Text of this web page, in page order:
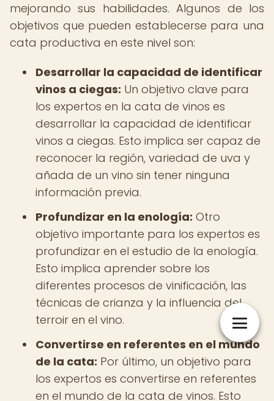
mejorando sus habilidades. Algunos de los
objetivos que pueden establecerse para una
cata productiva en este nivel son:
Desarrollar la capacidad de identificar
vinos a ciegas: Un objetivo clave para
los expertos en la cata de vinos es
desarrollar la capacidad de identificar
vinos a ciegas. Esto implica ser capaz de
reconocer la región, variedad de uva y
añada de un vino sin tener ninguna
información previa.
Profundizar en la enología: Otro
objetivo importante para los expertos es
profundizar en el estudio de la enología.
Esto implica aprender sobre los
diferentes procesos de vinificación, las
técnicas de crianza y la influencia del
terroir en el vino.
Convertirse en referentes en el mundo
de la cata: Por último, un objetivo para
los expertos es convertirse en referentes
en el mundo de la cata de vinos. Esto